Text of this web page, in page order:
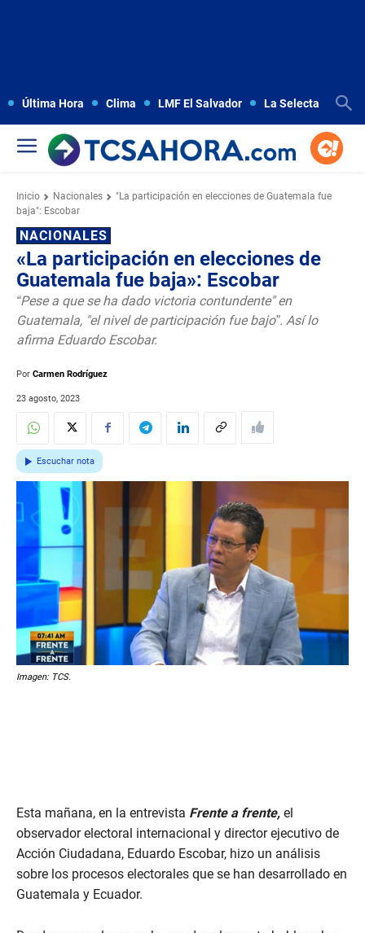
Última Hora Clima LMF El Salvador La Selecta
Inicio Nacionales
"La participación en elecciones de Guatemala fue
baja": Escobar
NACIONALES
«La participación en elecciones de
Guatemala fue baja»: Escobar
“Pese a que se ha dado victoria contundente" en
Guatemala, "el nivel de participación fue bajo”. Así lo
afirma Eduardo Escobar.
Por Carmen Rodríguez
23 agosto, 2023
Escuchar nota
Imagen: TCS.
Esta mañana, en la entrevista Frente a frente, el
observador electoral internacional y director ejecutivo de
Acción Ciudadana, Eduardo Escobar, hizo un análisis
sobre los procesos electorales que se han desarrollado en
Guatemala y Ecuador.